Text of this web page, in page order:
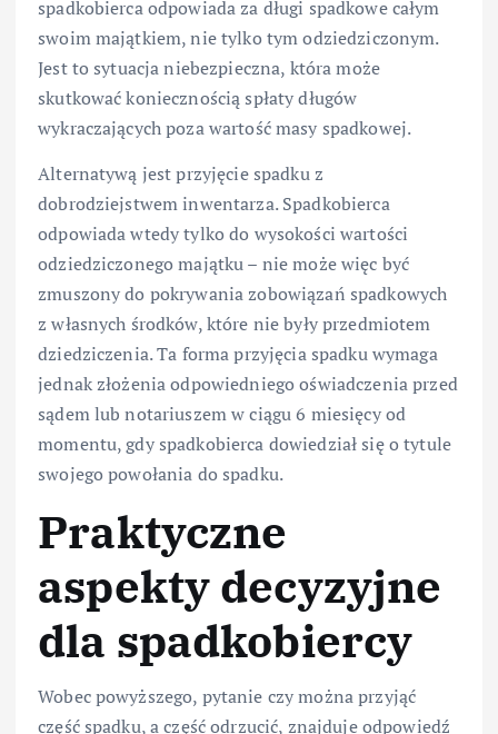
spadkobierca odpowiada za długi spadkowe całym
swoim majątkiem, nie tylko tym odziedziczonym.
Jest to sytuacja niebezpieczna, która może
skutkować koniecznością spłaty długów
wykraczających poza wartość masy spadkowej.
Alternatywą jest przyjęcie spadku z
dobrodziejstwem inwentarza. Spadkobierca
odpowiada wtedy tylko do wysokości wartości
odziedziczonego majątku – nie może więc być
zmuszony do pokrywania zobowiązań spadkowych
z własnych środków, które nie były przedmiotem
dziedziczenia. Ta forma przyjęcia spadku wymaga
jednak złożenia odpowiedniego oświadczenia przed
sądem lub notariuszem w ciągu 6 miesięcy od
momentu, gdy spadkobierca dowiedział się o tytule
swojego powołania do spadku.
Praktyczne
aspekty decyzyjne
dla spadkobiercy
Wobec powyższego, pytanie czy można przyjąć
część spadku, a część odrzucić, znajduje odpowiedź